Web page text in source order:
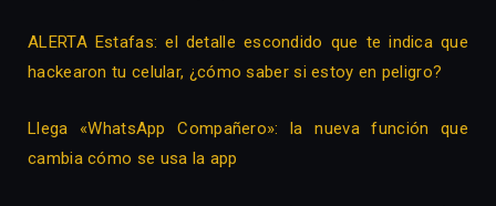
ALERTA Estafas: el detalle escondido que te indica que
hackearon tu celular, ¿cómo saber si estoy en peligro?
Llega «WhatsApp Compañero»: la nueva función que
cambia cómo se usa la app